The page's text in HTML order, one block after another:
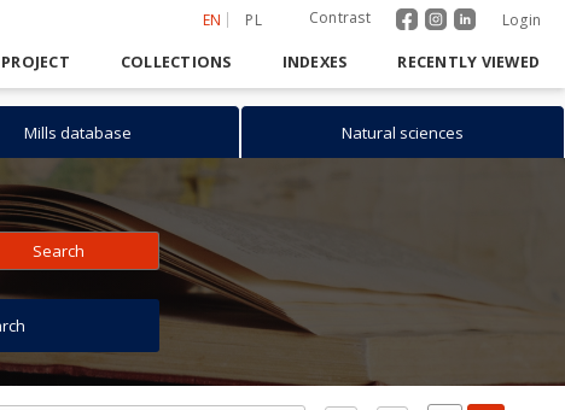
EN PL Contrast Login
COLLECTIONS INDEXES RECENTLY VIEWED
Mills database Natural sciences
Search